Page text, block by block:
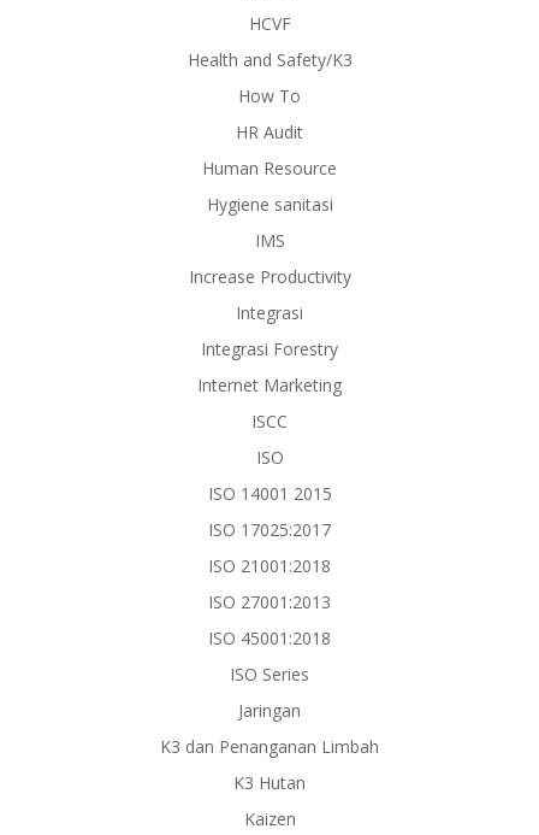
HCVF
Health and Safety/K3
How To
HR Audit
Human Resource
Hygiene sanitasi
IMS
Increase Productivity
Integrasi
Integrasi Forestry
Internet Marketing
ISCC
ISO
ISO 14001 2015
ISO 17025:2017
ISO 21001:2018
ISO 27001:2013
ISO 45001:2018
ISO Series
Jaringan
K3 dan Penanganan Limbah
K3 Hutan
Kaizen